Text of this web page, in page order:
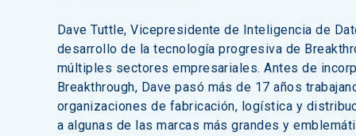
Dave Tuttle, Vicepresidente de Inteligencia de
desarrollo de la tecnología progresiva de
múltiples sectores empresariales. Antes de
Breakthrough, Dave pasó más de 17 años
organizaciones de fabricación, logística y
a algunas de las marcas más grandes y